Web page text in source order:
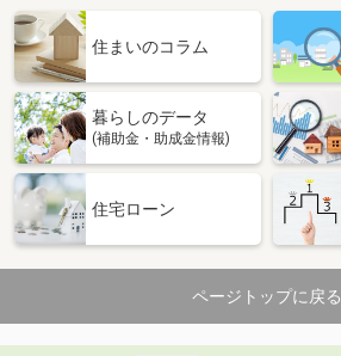
住まいのコラム
暮らしのデータ
(補助金・助成金情報)
住宅ローン
ページトップに戻る